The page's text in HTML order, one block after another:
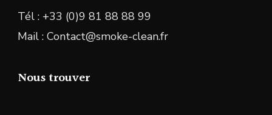
Tél : +33 (0)9 81 88 88 99
Mail : Contact@smoke-clean.fr
Nous trouver